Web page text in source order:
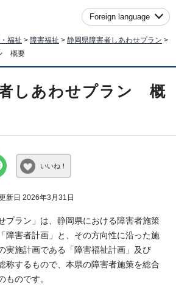
Foreign language
福祉 > 障害福祉 > 静岡県障害者しあわせプラン >
概要
しあわせプラン 概
いいね！
新日 2026年3月31日
プラン」は、静岡県における障害者施策
障害者計画」と、その方向性に沿った施
実施計画である「障害福祉計画」及び
称するもので、本県の障害者施策を総合
ものです。